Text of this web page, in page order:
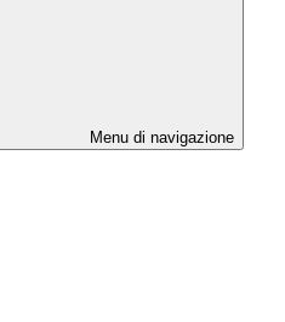
Menu di navigazione